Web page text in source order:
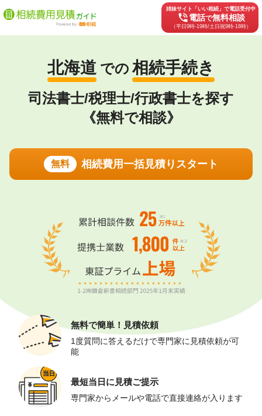
姉妹サイト「いい相続」で電話受付中
phone_in_talk電話で無料相談
（平日9時-19時/土日祝9時-18時）
北海道 での 相続手続き
司法書士/税理士/行政書士を探す
《無料で相談》
無料 相続費用一括見積りスタート
無料で簡単！ 見積依頼
1度質問に答えるだけで専門家に見積依頼が可
能
最短当日に 見積ご提示
専門家からメールや電話で直接連絡が入ります